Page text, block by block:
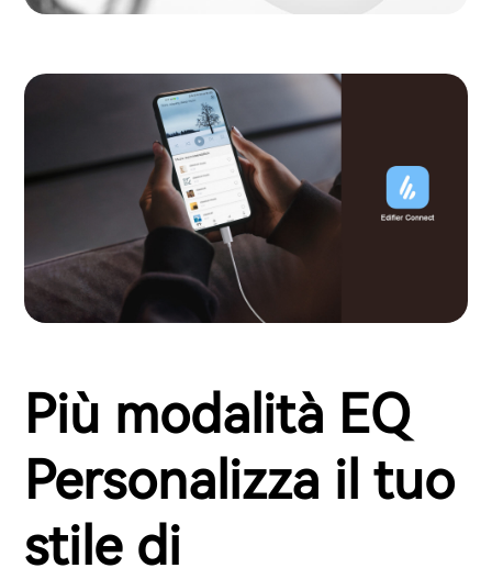
Più modalità EQ
Personalizza il tuo
stile di